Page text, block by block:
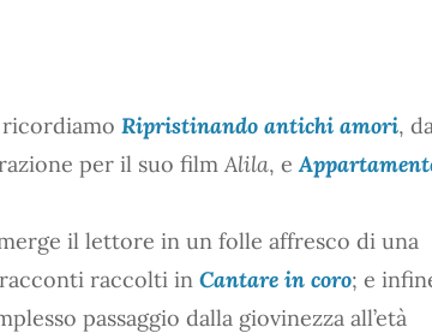
ricordiamo Ripristinando antichi amori,
per il suo film Alila, e
il lettore in un folle affresco di una
raccolti in Cantare in coro; e
passaggio dalla giovinezza all’età